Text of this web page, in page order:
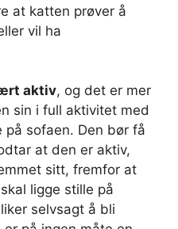
at katten prøver å
vil ha
aktiv, og det er mer
sin i full aktivitet med
sofaen. Den bør få
at den er aktiv,
sitt, fremfor at
ligge stille på
selvsagt å bli